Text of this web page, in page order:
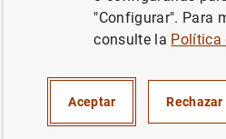
TIPOS DE INTERÉS
a las operaciones principales
"Configurar". Para
consulte la Política
Aceptar Rechazar